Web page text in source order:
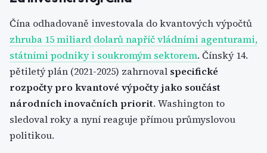
Čína odhadovaně investovala do kvantových výpočtů
zhruba 15 miliard dolarů napříč vládními agenturami,
státními podniky i soukromým sektorem. Čínský 14.
pětiletý plán (2021-2025) zahrnoval specifické
rozpočty pro kvantové výpočty jako součást
národních inovačních priorit. Washington to
sledoval roky a nyní reaguje přímou průmyslovou
politikou.